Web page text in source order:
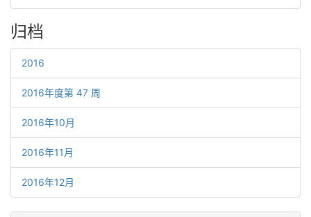
归档
2016
2016年度第 47 周
2016年10月
2016年11月
2016年12月